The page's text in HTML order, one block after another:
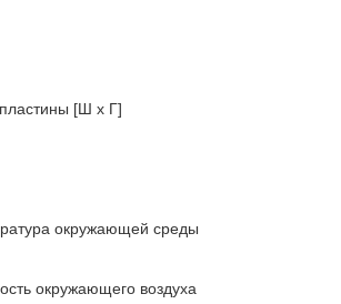
[Ш x Г]
окружающей среды
окружающего воздуха